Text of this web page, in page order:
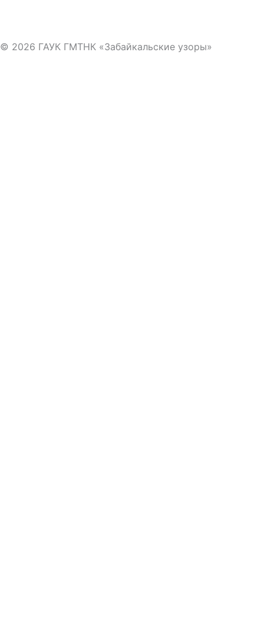
© 2026 ГАУК ГМТНК «Забайкальские узоры»